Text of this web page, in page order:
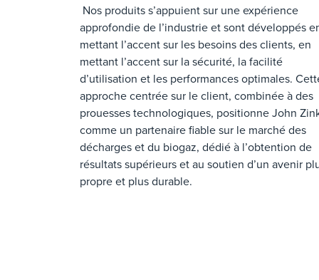
Nos produits s’appuient sur une expérience
approfondie de l’industrie et sont développés
mettant l’accent sur les besoins des clients, en
mettant l’accent sur la sécurité, la facilité
d’utilisation et les performances optimales.
approche centrée sur le client, combinée à des
prouesses technologiques, positionne John
comme un partenaire fiable sur le marché des
décharges et du biogaz, dédié à l’obtention de
résultats supérieurs et au soutien d’un avenir
propre et plus durable.